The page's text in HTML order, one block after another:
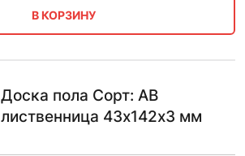
В КОРЗИНУ
Доска пола Сорт: AB
лиственница 43х142х3 мм